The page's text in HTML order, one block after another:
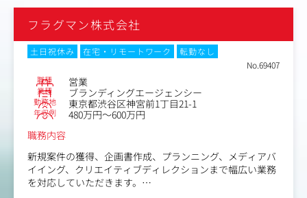
フラグマン株式会社
土日祝休み 在宅・リモートワーク
転勤なし
No.69407
職種 営業
業種 ブランディングエージェンシー
勤務地 東京都渋谷区神宮前1丁目21-1
年収例
480万円～600万円
職務内容
新規案件の獲得、企画書作成、プランニング、メディアバ
イイング、クリエイティブディレクションまで幅広い業務
を対応していただきます。